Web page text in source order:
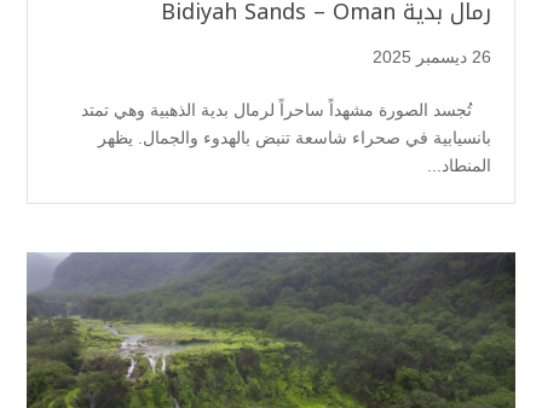
رمال بدية Bidiyah Sands – Oman
26 ديسمبر 2025
تُجسد الصورة مشهداً ساحراً لرمال بدية الذهبية وهي تمتد
بانسيابية في صحراء شاسعة تنبض بالهدوء والجمال. يظهر
المنطاد...